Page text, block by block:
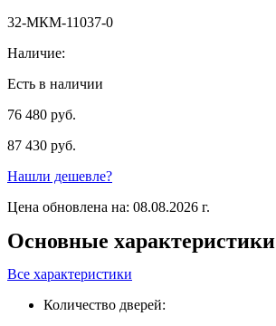
32-МКМ-11037-0
Наличие:
Есть в наличии
76 480 руб.
87 430 руб.
Нашли дешевле?
Цена обновлена на: 08.08.2026 г.
Основные характеристики
Все характеристики
Количество дверей: